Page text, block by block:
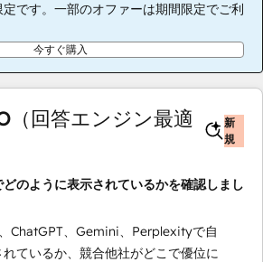
です。一部のオファーは期間限定でご利
今すぐ購入
（回答エンジン最適
新
規
のように表示されているかを確認しまし
ChatGPT、Gemini、Perplexityで自
ているか、競合他社がどこで優位に